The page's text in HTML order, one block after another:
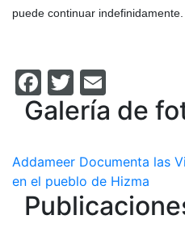
puede continuar indefinidamente.
Facebook
Twitter
Galería de
Addameer Documenta las
en el pueblo de Hizma